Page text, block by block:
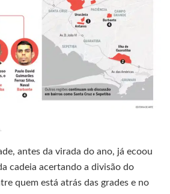
antes da virada do ano, já ecoou
cadeia acertando a divisão do
quem está atrás das grades e no